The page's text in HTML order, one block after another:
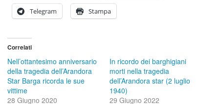
Telegram Stampa
Correlati
Nell’ottantesimo anniversario
della tragedia dell’Arandora
Star Barga ricorda le sue
vittime
28 Giugno 2020
In ricordo dei barghigiani
morti nella tragedia
dell’Arandora star (2 luglio
1940)
29 Giugno 2022